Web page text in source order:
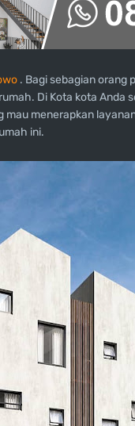
. Bagi sebagian orang
Di Kota kota Anda
mau menerapkan
ini.